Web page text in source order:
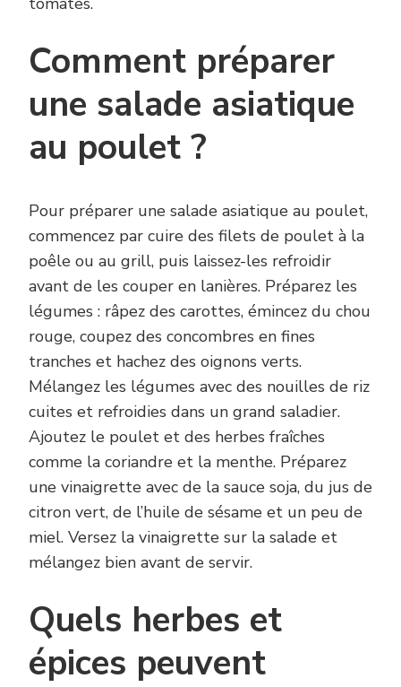
Comment préparer
une salade asiatique
au poulet ?
Pour préparer une salade asiatique au poulet,
commencez par cuire des filets de poulet à la
poêle ou au grill, puis laissez-les refroidir
avant de les couper en lanières. Préparez les
légumes : râpez des carottes, émincez du chou
rouge, coupez des concombres en fines
tranches et hachez des oignons verts.
Mélangez les légumes avec des nouilles de riz
cuites et refroidies dans un grand saladier.
Ajoutez le poulet et des herbes fraîches
comme la coriandre et la menthe. Préparez
une vinaigrette avec de la sauce soja, du jus de
citron vert, de l’huile de sésame et un peu de
miel. Versez la vinaigrette sur la salade et
mélangez bien avant de servir.
Quels herbes et
épices peuvent